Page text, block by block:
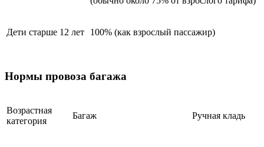
Дети старше 12 лет 100% (как взрослый пассажир)
Нормы провоза багажа
Возрастная
категория
Багаж Ручная кладь